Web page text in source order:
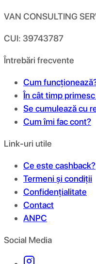
VAN CONSULTING
CUI: 39743787
Întrebări frecvente
Cum
În cât timp
Se cumulează cu
Cum îmi fac cont?
Link-uri utile
Ce este cashback?
Termeni și condiții
Confidențialitate
Contact
ANPC
Social Media